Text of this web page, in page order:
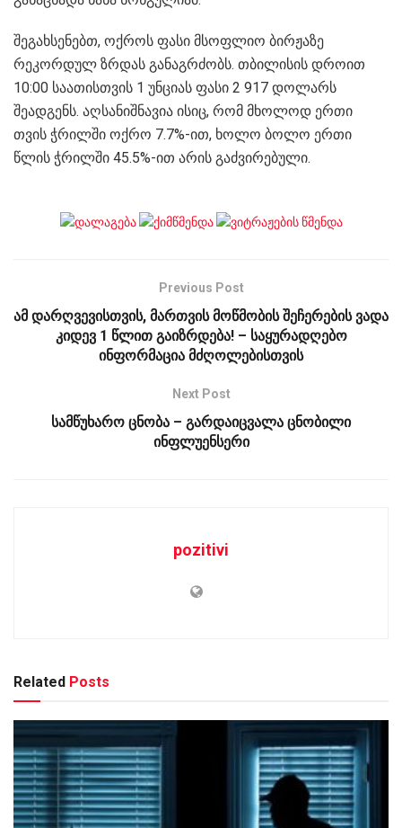
შეგახსენებთ, ოქროს ფასი მსოფლიო ბირჟაზე
რეკორდულ ზრდას განაგრძობს. თბილისის დროით
10:00 საათისთვის 1 უნციას ფასი 2 917 დოლარს
შეადგენს. აღსანიშნავია ისიც, რომ მხოლოდ ერთი
თვის ჭრილში ოქრო 7.7%-ით, ხოლო ბოლო ერთი
წლის ჭრილში 45.5%-ით არის გაძვირებული.
Previous Post
ამ დარღვევისთვის, მართვის მოწმობის შეჩერების ვადა
კიდევ 1 წლით გაიზრდება! – საყურადღებო
ინფორმაცია მძღოლებისთვის
Next Post
სამწუხარო ცნობა – გარდაიცვალა ცნობილი
ინფლუენსერი
pozitivi
Related Posts